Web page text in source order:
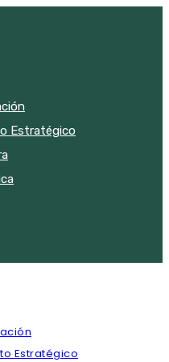
Estratégico
Estratégico